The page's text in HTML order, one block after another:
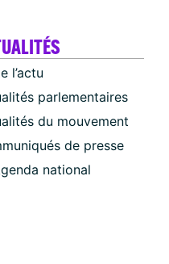
l’actu
parlementaires
du mouvement
de presse
national